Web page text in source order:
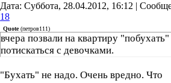
Дата: Суббота, 28.04.2012, 16:12 |
18
Quote(петров111)
вчера позвали на квартиру
потискаться с девочками.
"Бухать" не надо. Очень вредно. Что